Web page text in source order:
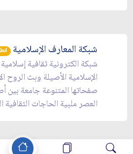
شبكة المعارف الإسلامية
شبكة الكترونية ثقافية
الإسلامية الأصيلة وبث الروح
صفحاتها المتنوعة جامعة بين
العصر ملبية الحاجات الثقافية